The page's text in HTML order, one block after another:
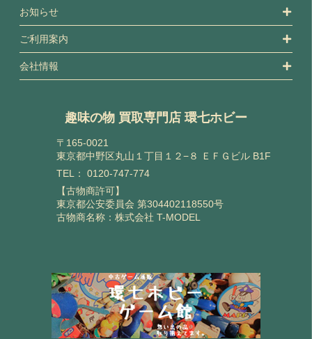
お知らせ
ご利用案内
会社情報
趣味の物 買取専門店 環七ホビー
〒165-0021
東京都中野区丸山１丁目１２−８ ＥＦＧビル B1F
TEL： 0120-747-774
【古物商許可】
東京都公安委員会 第304402118550号
古物商名称：株式会社 T-MODEL